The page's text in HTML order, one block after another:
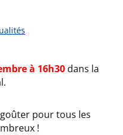
à 16h30 dans la
goûter pour tous les
!